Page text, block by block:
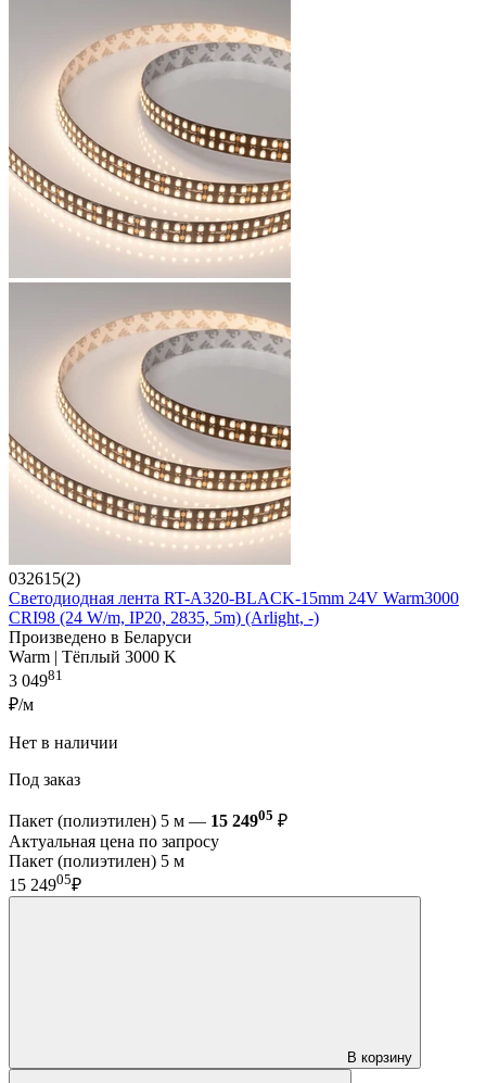
032615(2)
Светодиодная лента RT-A320-BLACK-15mm 24V Warm3000
CRI98 (24 W/m, IP20, 2835, 5m) (Arlight, -)
Произведено в Беларуси
Warm | Тёплый 3000 K
3 04981
₽/м
Нет в наличии
Под заказ
Пакет (полиэтилен) 5 м — 15 24905 ₽
Актуальная цена по запросу
Пакет (полиэтилен) 5 м
15 24905₽
В корзину